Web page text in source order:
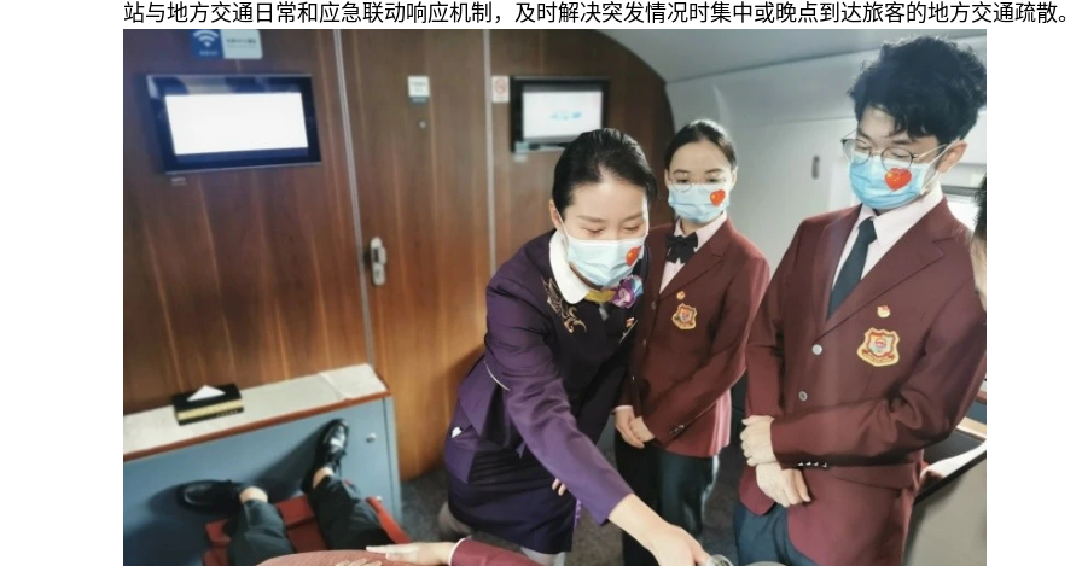
站与地方交通日常和应急联动响应机制，及时解决突发情况时集中或晚点到达旅客的地方交通疏散。